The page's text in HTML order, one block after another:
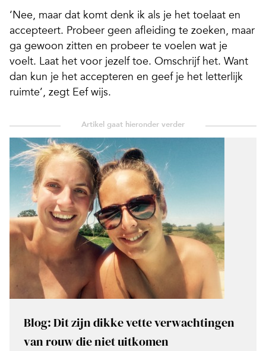
‘Nee, maar dat komt denk ik als je het toelaat en
accepteert. Probeer geen afleiding te zoeken, maar
ga gewoon zitten en probeer te voelen wat je
voelt. Laat het voor jezelf toe. Omschrijf het. Want
dan kun je het accepteren en geef je het letterlijk
ruimte’, zegt Eef wijs.
Blog: Dit zijn dikke vette verwachtingen
van rouw die niet uitkomen